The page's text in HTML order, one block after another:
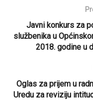
Javni konkurs za
službenika u
2018. godine u
Oglas za prijem u
Uredu za reviziju